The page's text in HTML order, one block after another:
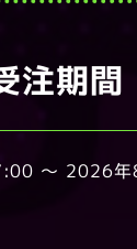
注期間
～ 2026